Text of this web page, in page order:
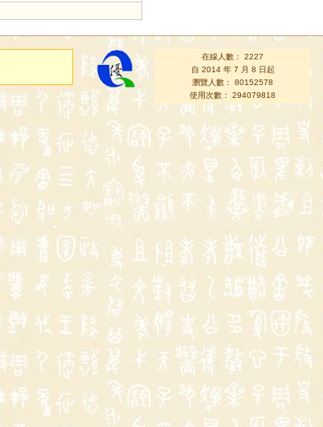
在線人數： 2227
自 2014 年 7 月 8 日起
瀏覽人數： 80152578
使用次數： 294079818